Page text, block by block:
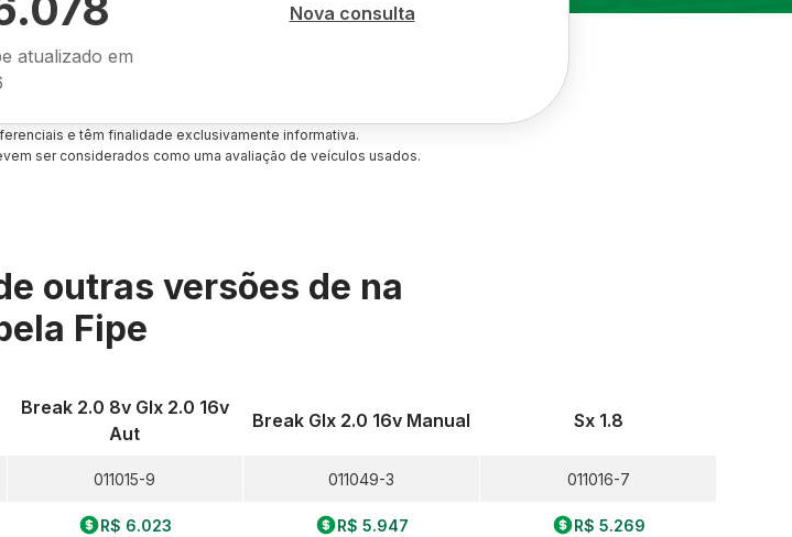
atualizado em
Nova consulta
e têm finalidade exclusivamente informativa.
ser considerados como uma avaliação de veículos usados.
outras versões de na
Fipe
Break 2.0 8v Glx 2.0 16v
Aut
011015-9
R$ 6.023
Break Glx 2.0 16v Manual
011049-3
R$ 5.947
Sx 1.8
011016-7
R$ 5.269